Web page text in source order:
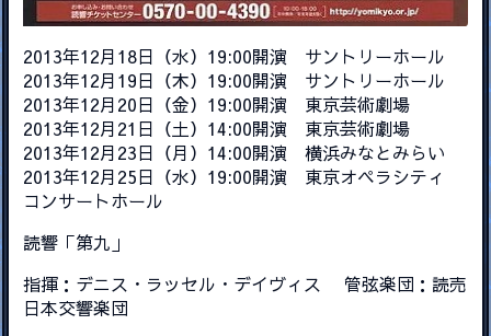
2013年12月18日（水）19:00開演 サントリーホール
2013年12月19日（木）19:00開演 サントリーホール
2013年12月20日（金）19:00開演 東京芸術劇場
2013年12月21日（土）14:00開演 東京芸術劇場
2013年12月23日（月）14:00開演 横浜みなとみらい
2013年12月25日（水）19:00開演 東京オペラシティ
コンサートホール
読響「第九」
指揮：デニス・ラッセル・デイヴィス 管弦楽団：読売
日本交響楽団